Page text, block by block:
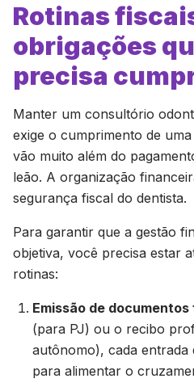
Rotinas
obrigações
precisa
Manter um consultório
exige o cumprimento de
vão muito além do
leão. A organização
segurança fiscal do dentista.
Para garantir que a gestão
objetiva, você precisa estar
rotinas:
Emissão de
(para PJ) ou o recibo
autônomo), cada entrada
para alimentar o